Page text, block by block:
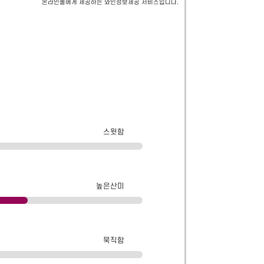
온라인몰에게 제공하는 와인정보제공 서비스입니다.
스윗함
높은산미
묵직함